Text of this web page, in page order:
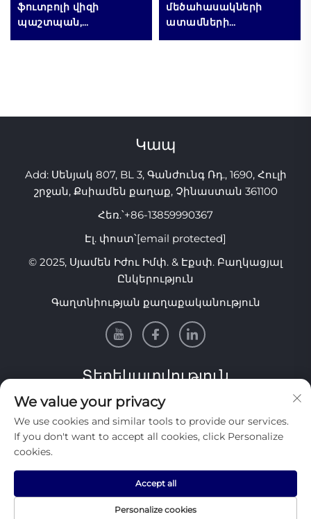
ֆուտբոլի վիզի
պաշտպան,
բռնցքամարտի
պաշտպանիչ,
ատամների շփման դեմ
մեծահասակների
ատամների
պաշտպանիչ
պաշտպանիչ,
ատամների
սիլիկոնե ատամների
պաշտպանիչներ,
Կապ
Add: Սենյակ 807, BL 3, Գանժունգ Ռդ., 1690, Հուլի
շրջան, Քսիամեն քաղաք, Չինաստան 361100
Հեռ.՝+86-13859990367
Էլ. փոստ՝[email protected]
© 2025, Սյամեն Իժու Իմփ. & Էքսփ. Բաղկացյալ
Ընկերություն
Գաղտնիության քաղաքականություն
Տեղեկատվություն
Միացեք մեր շաբաթական նորատեսությանը
ստանալու համար
Ուղարկել
We value your privacy
We use cookies and similar tools to provide our services.
If you don't want to accept all cookies, click Personalize
cookies.
Personalize cookies
Accept all